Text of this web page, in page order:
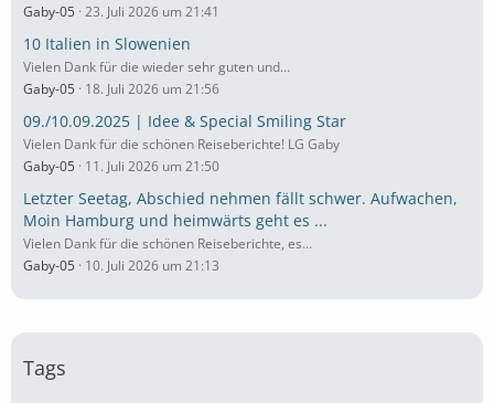
Gaby-05 23. Juli 2026 um 21:41
10 Italien in Slowenien
Vielen Dank für die wieder sehr guten und…
Gaby-05 18. Juli 2026 um 21:56
09./10.09.2025 | Idee & Special Smiling Star
Vielen Dank für die schönen Reiseberichte! LG Gaby
Gaby-05 11. Juli 2026 um 21:50
Letzter Seetag, Abschied nehmen fällt schwer. Aufwachen,
Moin Hamburg und heimwärts geht es ...
Vielen Dank für die schönen Reiseberichte, es…
Gaby-05 10. Juli 2026 um 21:13
Tags